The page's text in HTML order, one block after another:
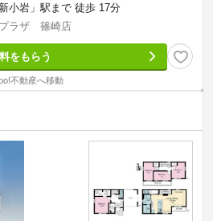
小岩」駅まで 徒歩 17分
プラザ 篠崎店
をもらう
不動産へ移動